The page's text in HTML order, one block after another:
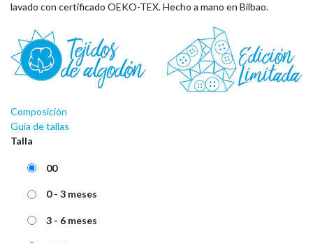
lavado con certificado OEKO-TEX. Hecho a mano en Bilbao.
Composición
Guía de tallas
Talla
00
0 - 3 meses
3 - 6 meses